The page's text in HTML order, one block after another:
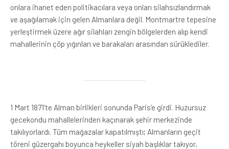
onlara ihanet eden politikacılara veya onları silahsızlandırmak
ve aşağılamak için gelen Almanlara değil. Montmartre tepesine
yerleştirmek üzere ağır silahları zengin bölgelerden alıp kendi
mahallerinin çöp yığınları ve barakaları arasından sürüklediler.
1 Mart 1871’te Alman birlikleri sonunda Paris’e girdi. Huzursuz
gecekondu mahallelerinden kaçınarak şehir merkezinde
takılıyorlardı. Tüm mağazalar kapatılmıştı; Almanların geçit
töreni güzergahı boyunca heykeller siyah başlıklar takıyor,